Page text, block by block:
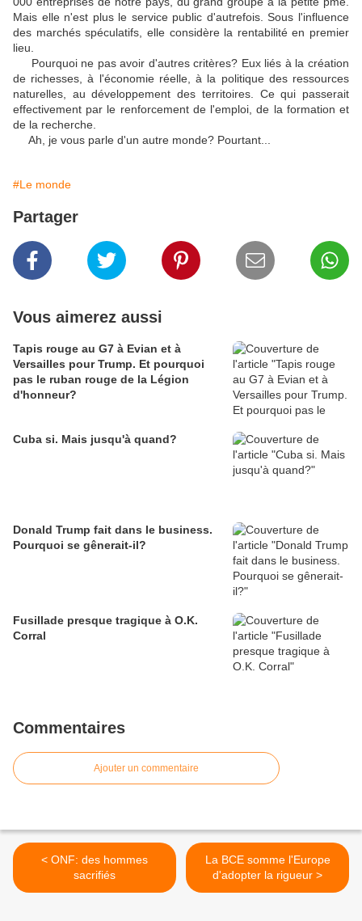
Mais elle n'est plus le service public d'autrefois. Sous l'influence
des marchés spéculatifs, elle considère la rentabilité en premier
lieu.
Pourquoi ne pas avoir d'autres critères? Eux liés à la création
de richesses, à l'économie réelle, à la politique des ressources
naturelles, au développement des territoires. Ce qui passerait
effectivement par le renforcement de l'emploi, de la formation et
de la recherche.
Ah, je vous parle d'un autre monde? Pourtant...
#Le monde
Partager
Vous aimerez aussi
Tapis rouge au G7 à Evian et à
Versailles pour Trump. Et pourquoi
pas le ruban rouge de la Légion
d'honneur?
Cuba si. Mais jusqu'à quand?
Donald Trump fait dans le business.
Pourquoi se gênerait-il?
Fusillade presque tragique à O.K.
Corral
Commentaires
Ajouter un commentaire
< ONF: des hommes
sacrifiés
La BCE somme l'Europe
d'adopter la rigueur >